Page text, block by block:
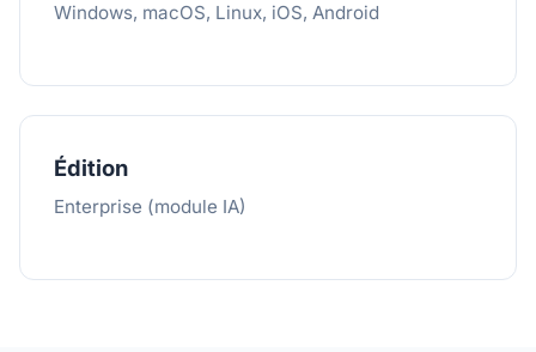
Windows, macOS, Linux, iOS, Android
Édition
Enterprise (module IA)